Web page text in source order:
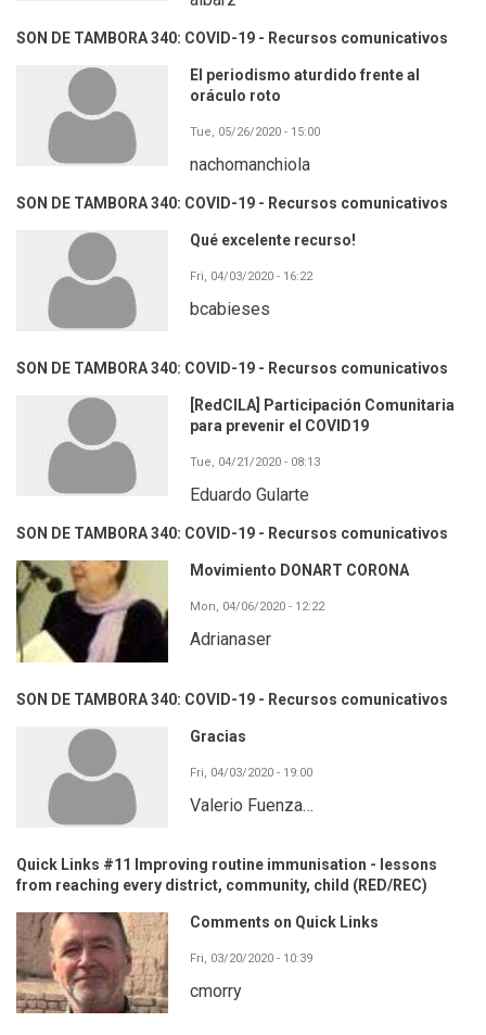
SON DE TAMBORA 340: COVID-19 - Recursos comunicativos
El periodismo aturdido frente al
oráculo roto
Tue, 05/26/2020 - 15:00
nachomanchiola
SON DE TAMBORA 340: COVID-19 - Recursos comunicativos
Qué excelente recurso!
Fri, 04/03/2020 - 16:22
bcabieses
SON DE TAMBORA 340: COVID-19 - Recursos comunicativos
[RedCILA] Participación Comunitaria
para prevenir el COVID19
Tue, 04/21/2020 - 08:13
Eduardo Gularte
SON DE TAMBORA 340: COVID-19 - Recursos comunicativos
Movimiento DONART CORONA
Mon, 04/06/2020 - 12:22
Adrianaser
SON DE TAMBORA 340: COVID-19 - Recursos comunicativos
Gracias
Fri, 04/03/2020 - 19:00
Valerio Fuenza…
Quick Links #11 Improving routine immunisation - lessons
from reaching every district, community, child (RED/REC)
Comments on Quick Links
Fri, 03/20/2020 - 10:39
cmorry